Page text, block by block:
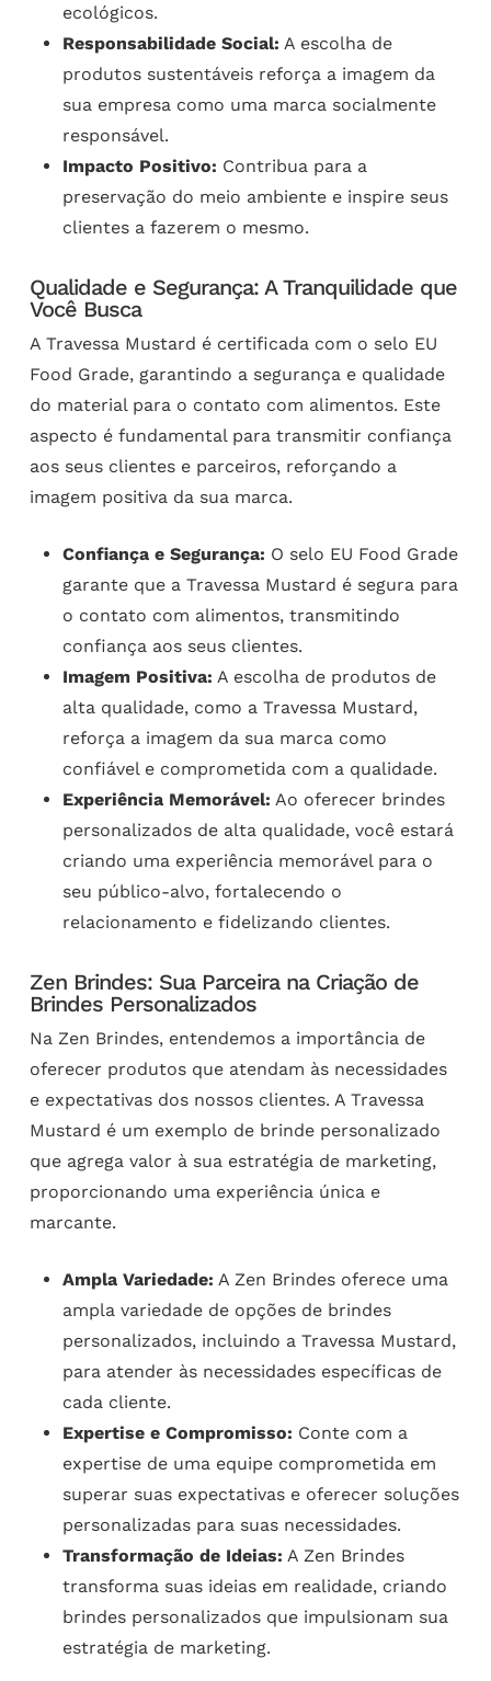
ecológicos.
Responsabilidade Social: A escolha de
produtos sustentáveis reforça a imagem da
sua empresa como uma marca socialmente
responsável.
Impacto Positivo: Contribua para a
preservação do meio ambiente e inspire seus
clientes a fazerem o mesmo.
Qualidade e Segurança: A Tranquilidade que
Você Busca
A Travessa Mustard é certificada com o selo EU
Food Grade, garantindo a segurança e qualidade
do material para o contato com alimentos. Este
aspecto é fundamental para transmitir confiança
aos seus clientes e parceiros, reforçando a
imagem positiva da sua marca.
Confiança e Segurança: O selo EU Food Grade
garante que a Travessa Mustard é segura para
o contato com alimentos, transmitindo
confiança aos seus clientes.
Imagem Positiva: A escolha de produtos de
alta qualidade, como a Travessa Mustard,
reforça a imagem da sua marca como
confiável e comprometida com a qualidade.
Experiência Memorável: Ao oferecer brindes
personalizados de alta qualidade, você estará
criando uma experiência memorável para o
seu público-alvo, fortalecendo o
relacionamento e fidelizando clientes.
Zen Brindes: Sua Parceira na Criação de
Brindes Personalizados
Na Zen Brindes, entendemos a importância de
oferecer produtos que atendam às necessidades
e expectativas dos nossos clientes. A Travessa
Mustard é um exemplo de brinde personalizado
que agrega valor à sua estratégia de marketing,
proporcionando uma experiência única e
marcante.
Ampla Variedade: A Zen Brindes oferece uma
ampla variedade de opções de brindes
personalizados, incluindo a Travessa Mustard,
para atender às necessidades específicas de
cada cliente.
Expertise e Compromisso: Conte com a
expertise de uma equipe comprometida em
superar suas expectativas e oferecer soluções
personalizadas para suas necessidades.
Transformação de Ideias: A Zen Brindes
transforma suas ideias em realidade, criando
brindes personalizados que impulsionam sua
estratégia de marketing.